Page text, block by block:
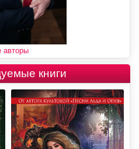
авторы
книги